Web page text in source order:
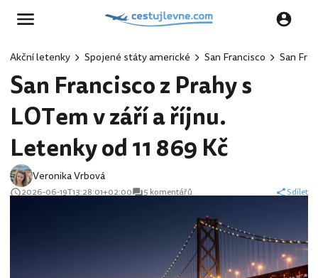
Akční letenky Spojené státy americké San Francisco San
San Francisco z Prahy s
LOTem v září a říjnu.
Letenky od 11 869 Kč
Veronika Vrbová
2026-06-19T13:28:01+02:00 5 komentářů Sdílet